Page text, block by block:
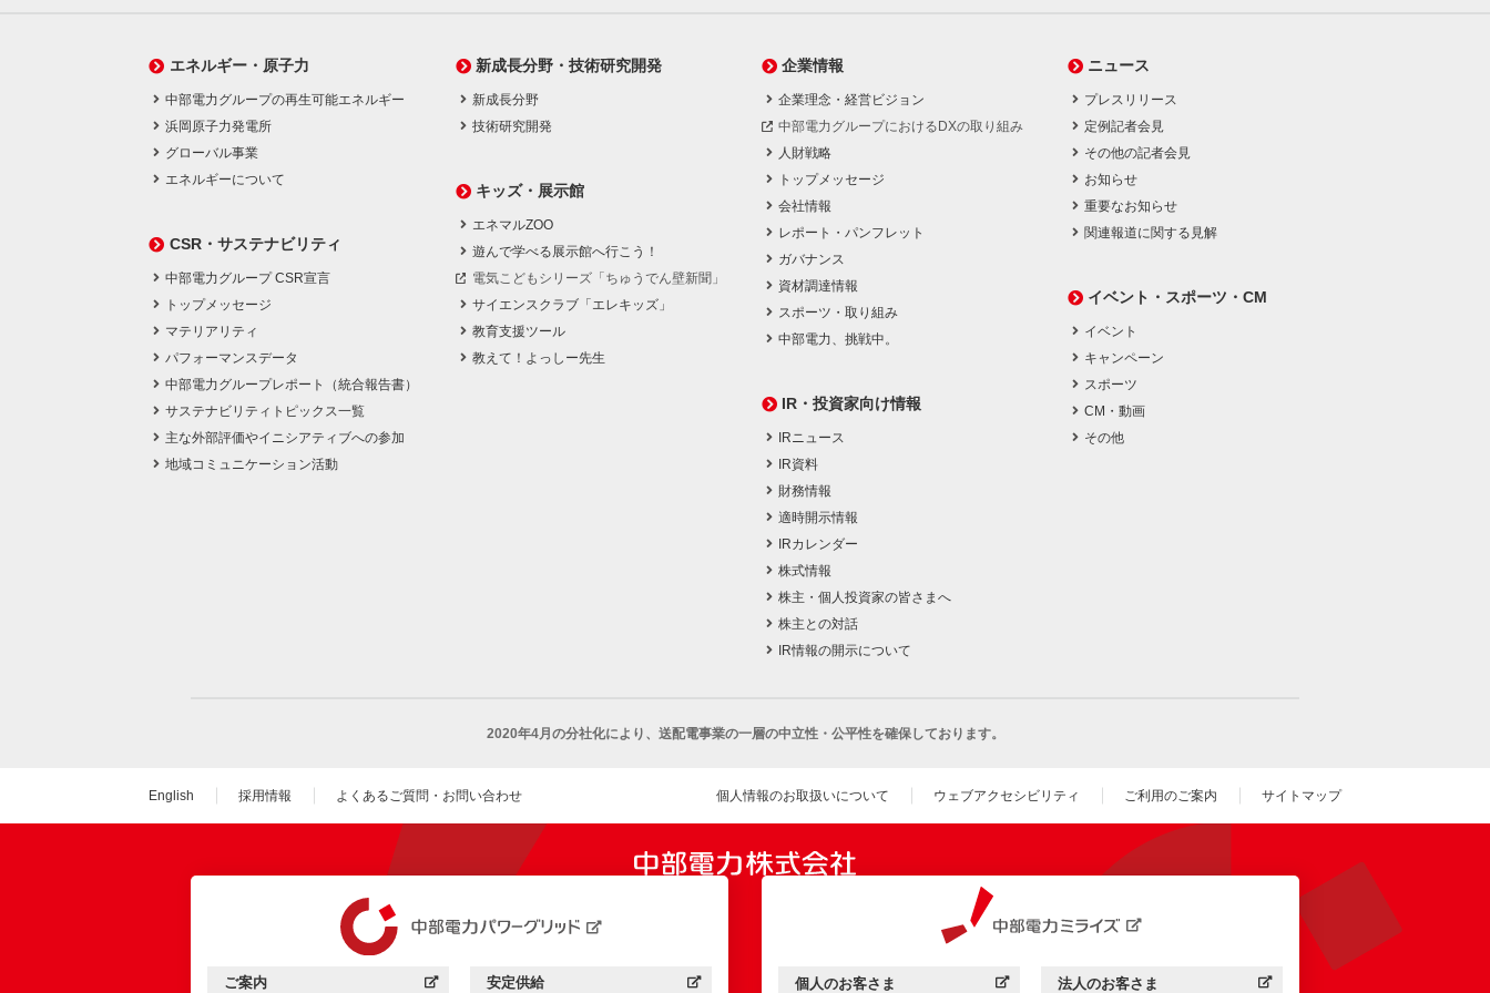
エネルギー・原子力
中部電力グループの再生可能エネルギー
浜岡原子力発電所
グローバル事業
エネルギーについて
CSR・サステナビリティ
中部電力グループ CSR宣言
トップメッセージ
マテリアリティ
パフォーマンスデータ
中部電力グループレポート（統合報告書）
サステナビリティトピックス一覧
主な外部評価やイニシアティブへの参加
地域コミュニケーション活動
新成長分野・技術研究開発
新成長分野
技術研究開発
キッズ・展示館
エネマルZOO
遊んで学べる展示館へ行こう！
電気こどもシリーズ「ちゅうでん壁新聞」
サイエンスクラブ「エレキッズ」
教育支援ツール
教えて！よっしー先生
企業情報
企業理念・経営ビジョン
中部電力グループにおけるDXの取り組み
人財戦略
トップメッセージ
会社情報
レポート・パンフレット
ガバナンス
資材調達情報
スポーツ・取り組み
中部電力、挑戦中。
IR・投資家向け情報
IRニュース
IR資料
財務情報
適時開示情報
IRカレンダー
株式情報
株主・個人投資家の皆さまへ
株主との対話
IR情報の開示について
ニュース
プレスリリース
定例記者会見
その他の記者会見
お知らせ
重要なお知らせ
関連報道に関する見解
イベント・スポーツ・CM
イベント
キャンペーン
スポーツ
CM・動画
その他
2020年4月の分社化により、 送配電事業の一層の中立性・公平性を確保しております。
English 採用情報 よくあるご質問・お問い合わせ 個人情報のお取扱いについて ウェブアクセシビリティ ご利用のご案内 サイトマップ
中部電力パワーグリッド：
ご案内
（新しいウィンドウを開きます） 中部電力パワーグリッド：
安定供給
（新しいウィンドウを開きます） 中部電力ミライズ：
個人のお客さま
（新しいウィンドウを開きます） 中部電力ミライズ：
法人のお客さま
（新しいウィンドウを開きます）